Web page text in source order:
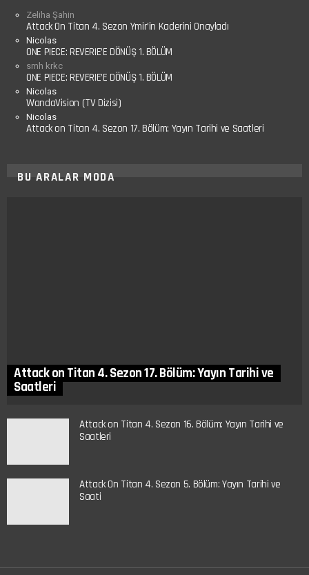
Zeliha Şahin
Attack On Titan 4. Sezon Ymir’in Kaderini Onayladı
Nicolas
ONE PIECE: REVERIE’E DÖNÜŞ 1. BÖLÜM
smh krkc
ONE PIECE: REVERIE’E DÖNÜŞ 1. BÖLÜM
Nicolas
WandaVision (TV Dizisi)
Nicolas
Attack on Titan 4. Sezon 17. Bölüm: Yayın Tarihi ve Saatleri
BU ARALAR MODA
Attack on Titan 4. Sezon 17. Bölüm: Yayın Tarihi ve
Saatleri
Attack on Titan 4. Sezon 16. Bölüm: Yayın Tarihi ve
Saatleri
Attack On Titan 4. Sezon 5. Bölüm: Yayın Tarihi ve
Saati